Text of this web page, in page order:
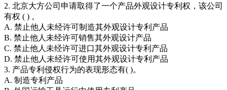
2. 北京大方公司申请取得了一个产品外观设计专利权，该公司
有权 ( ) 。
A. 禁止他人未经许可制造其外观设计专利产品
B. 禁止他人未经许可销售其外观设计产品
C. 禁止他人未经许可进口其外观设计专利产品
D. 禁止他人未经许可使用其外观设计专利产品
3. 产品专利侵权行为的表现形态有( )。
A. 制造专利产品